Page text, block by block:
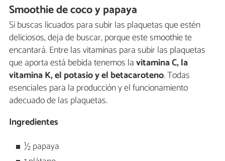
Smoothie de coco y papaya
Si buscas licuados para subir las plaquetas que estén
deliciosos, deja de buscar, porque este smoothie te
encantará. Entre las vitaminas para subir las plaquetas
que aporta está bebida tenemos lavitamina C, la
vitamina K, el potasio y el betacaroteno. Todas
esenciales para la producción y el funcionamiento
adecuado de las plaquetas.
Ingredientes
½ papaya